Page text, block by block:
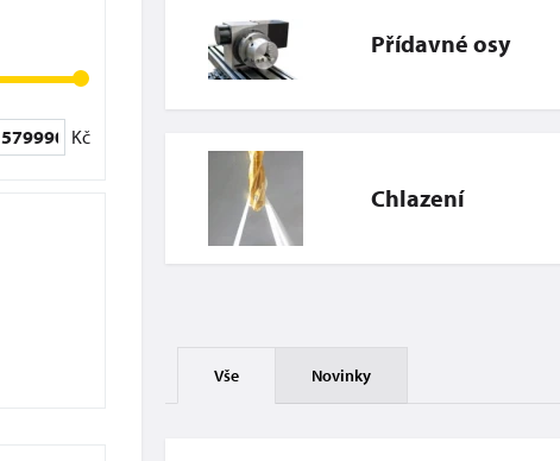
Kč
Přídavné osy
Chlazení
Vše Novinky